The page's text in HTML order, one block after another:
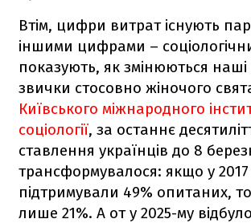
Втім, цифри витрат існують
іншими цифрами –
показують, як змінюються наші
звички стосовно жіночого
Київського міжнародного
соціології, за останнє
ставлення українців до 8
трансформувалося: якщо у 2017
підтримували 49% опитаних,
лише 21%. А от у 2025-му